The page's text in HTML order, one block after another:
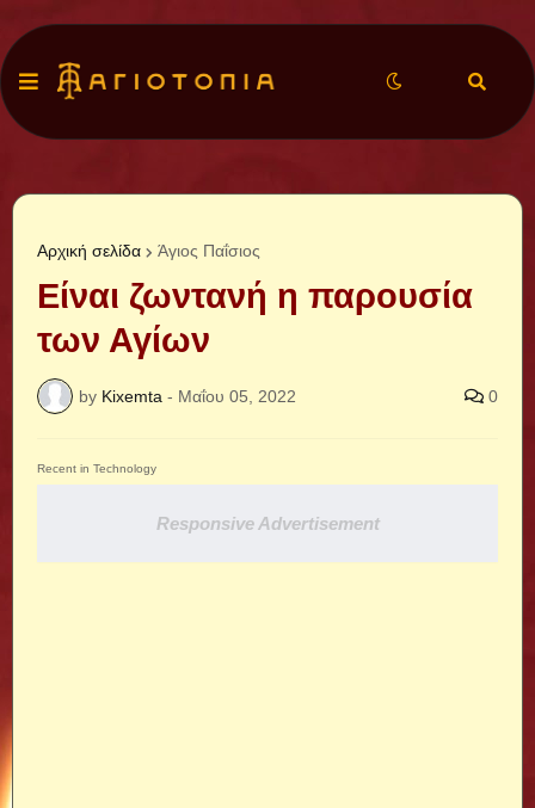
Αρχική σελίδα Άγιος Παΐσιος
Είναι ζωντανή η παρουσία
των Αγίων
by Kixemta - Μαΐου 05, 2022 0
Recent in Technology
Responsive Advertisement